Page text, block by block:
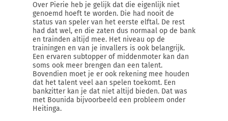
Over Pierie heb je gelijk dat die eigenlijk niet
genoemd hoeft te worden. Die had nooit de
status van speler van het eerste elftal. De rest
had dat wel, en die zaten dus normaal op de bank
en trainden altijd mee. Het niveau op de
trainingen en van je invallers is ook belangrijk.
Een ervaren subtopper of middenmoter kan dan
soms ook meer brengen dan een talent.
Bovendien moet je er ook rekening mee houden
dat het talent veel aan spelen toekomt. Een
bankzitter kan je dat niet altijd bieden. Dat was
met Bounida bijvoorbeeld een probleem onder
Heitinga.